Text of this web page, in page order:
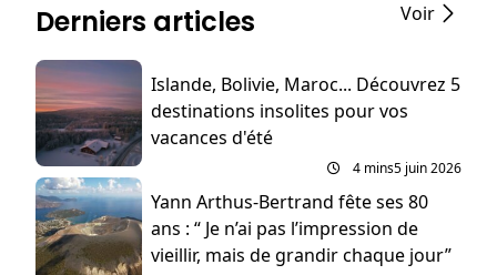
Derniers articles Voir
Islande, Bolivie, Maroc... Découvrez 5
destinations insolites pour vos
vacances d'été
4 mins5 juin 2026
Yann Arthus-Bertrand fête ses 80
ans : “ Je n’ai pas l’impression de
vieillir, mais de grandir chaque jour”